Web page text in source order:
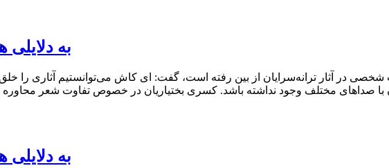
به
شخصی در آثار ترانه‌سرایان از بین رفته است، گفت: ای کاش می‌توانستیم آثاری را
به